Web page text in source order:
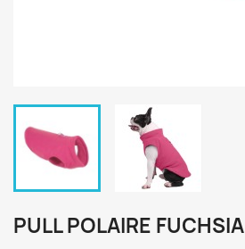
PULL POLAIRE FUCHSIA